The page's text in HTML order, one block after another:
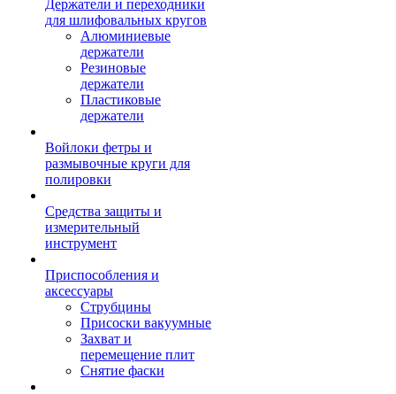
Держатели и переходники
для шлифовальных кругов
Алюминиевые
держатели
Резиновые
держатели
Пластиковые
держатели
Войлоки фетры и
размывочные круги для
полировки
Средства защиты и
измерительный
инструмент
Приспособления и
аксессуары
Струбцины
Присоски вакуумные
Захват и
перемещение плит
Снятие фаски